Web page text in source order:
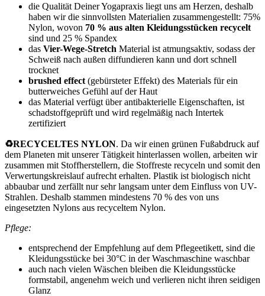
die Qualität Deiner Yogapraxis liegt uns am Herzen, deshalb
haben wir die sinnvollsten Materialien zusammengestellt: 75%
Nylon, wovon 70 % aus alten Kleidungsstücken recycelt
sind und 25 % Spandex
das Vier-Wege-Stretch Material ist atmungsaktiv, sodass der
Schweiß nach außen diffundieren kann und dort schnell
trocknet
brushed effect (gebürsteter Effekt) des Materials für ein
butterweiches Gefühl auf der Haut
das Material verfügt über antibakterielle Eigenschaften, ist
schadstoffgeprüft und wird regelmäßig nach Intertek
zertifiziert
♻️RECYCELTES NYLON. Da wir einen grünen Fußabdruck auf
dem Planeten mit unserer Tätigkeit hinterlassen wollen, arbeiten wir
zusammen mit Stoffherstellern, die Stoffreste recyceln und somit den
Verwertungskreislauf aufrecht erhalten. Plastik ist biologisch nicht
abbaubar und zerfällt nur sehr langsam unter dem Einfluss von UV-
Strahlen. Deshalb stammen mindestens 70 % des von uns
eingesetzten Nylons aus recyceltem Nylon.
Pflege:
entsprechend der Empfehlung auf dem Pflegeetikett, sind die
Kleidungsstücke bei 30°C in der Waschmaschine waschbar
auch nach vielen Wäschen bleiben die Kleidungsstücke
formstabil, angenehm weich und verlieren nicht ihren seidigen
Glanz